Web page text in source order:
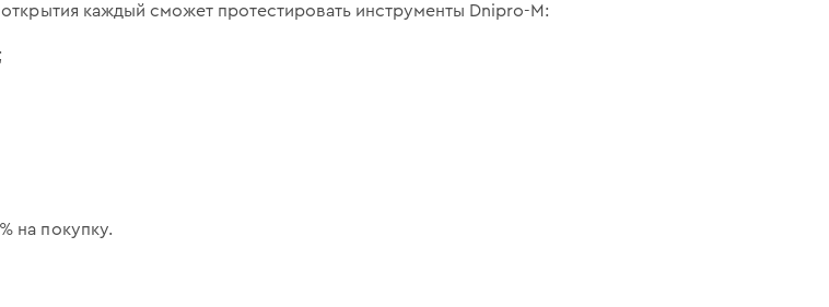
каждый сможет протестировать инструменты Dnipro-M:
на покупку.